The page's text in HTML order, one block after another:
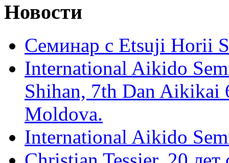
Новости
Семинар с Etsuji Horii
International Aikido
Shihan, 7th Dan
Moldova.
International Aikido